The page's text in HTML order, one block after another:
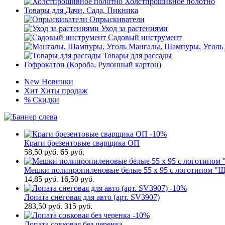
Товары для Дачи, Сада, Пикника
Опрыскиватели
Уход за растениями
Садовый инструмент
Мангалы, Шампуры, Уголь
Товары для рассады
Гофрокатон (Короба, Рулонный картон)
New Новинки
Хит Хиты продаж
% Скидки
-10%
Краги брезентовые сварщика ОП
58,50 руб. 65 руб.
Мешки полипропиленовые белые 55 x 95 с логотипом
14,85 руб. 16,50 руб.
-10%
Лопата снеговая для авто (арт. SV3907)
283,50 руб. 315 руб.
-10%